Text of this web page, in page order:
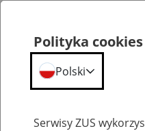
Polityka cookies
Polski
Serwisy ZUS